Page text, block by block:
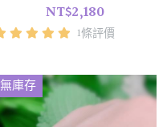
NT$2,180
1條評價
無庫存